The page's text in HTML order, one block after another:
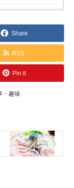
Share
RSS
Pin it
・趣味